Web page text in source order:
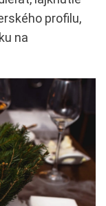
profilu,
na